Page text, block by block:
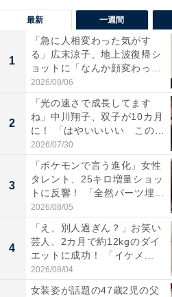
最新 一週間
1
「急に人相変わった気がす
る」広末涼子、地上波復帰シ
ョットに「なんか顔変わっ
た」の...
2026/08/06
2
「光の速さで成長してます
ね」中川翔子、双子が10カ月
に！ 「はやいいいい この
前...
2026/07/30
3
「ポケモンで言う進化」女性
タレント、25キロ増量ショッ
トに反響！ 「全然パーツ埋...
2026/08/05
4
「え、別人過ぎん？」お笑い
芸人、2カ月で約12kgのダイ
エットに成功！ 「イケメ...
2026/08/04
女装姿が話題の47歳2児の父